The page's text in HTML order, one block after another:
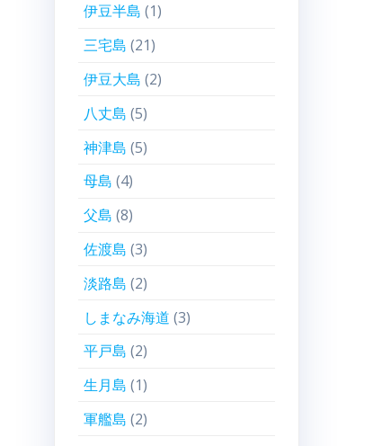
伊豆半島 (1)
三宅島 (21)
伊豆大島 (2)
八丈島 (5)
神津島 (5)
母島 (4)
父島 (8)
佐渡島 (3)
淡路島 (2)
しまなみ海道 (3)
平戸島 (2)
生月島 (1)
軍艦島 (2)